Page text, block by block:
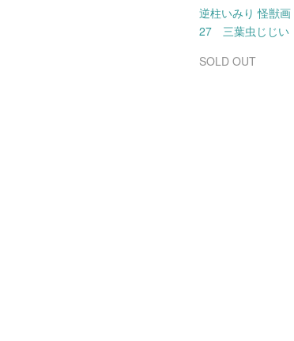
逆柱いみり 怪獣画
27 三葉虫じじい
SOLD OUT